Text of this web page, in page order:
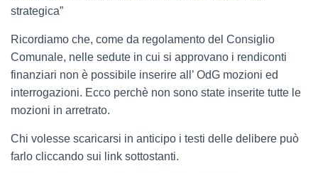
strategica”
Ricordiamo che, come da regolamento del Consiglio
Comunale, nelle sedute in cui si approvano i rendiconti
finanziari non è possibile inserire all’ OdG mozioni ed
interrogazioni. Ecco perchè non sono state inserite tutte le
mozioni in arretrato.
Chi volesse scaricarsi in anticipo i testi delle delibere può
farlo cliccando sui link sottostanti.